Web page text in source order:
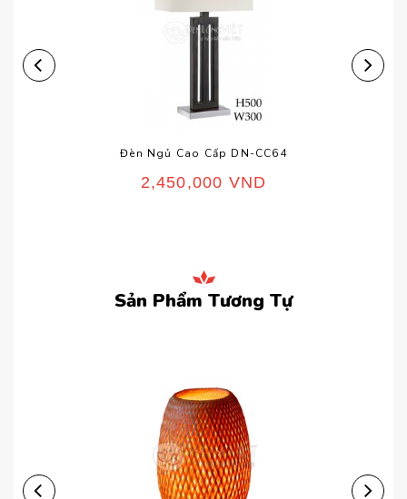
Đèn Ngủ Cao Cấp DN-CC64
2,450,000 VND
Sản Phẩm Tương Tự